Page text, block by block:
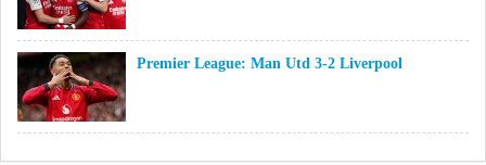
Premier League: Man Utd 3-2 Liverpool